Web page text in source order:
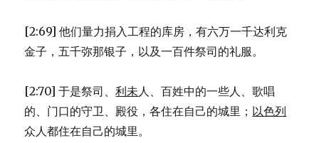
[2:69] 他们量力捐入工程的库房，有六万一千达利克
金子，五千弥那银子，以及一百件祭司的礼服。
[2:70] 于是祭司、利未人、百姓中的一些人、歌唱
的、门口的守卫、殿役，各住在自己的城里； 以色列
众人都住在自己的城里。